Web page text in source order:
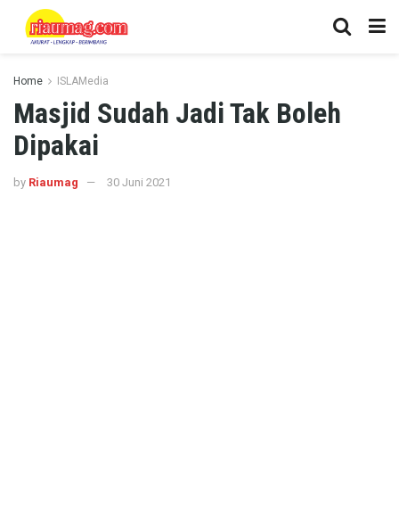
Home ISLAMedia
Masjid Sudah Jadi Tak Boleh
Dipakai
by Riaumag 30 Juni 2021